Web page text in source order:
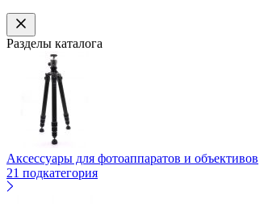
Разделы каталога
Аксессуары для фотоаппаратов и объективов
21 подкатегория